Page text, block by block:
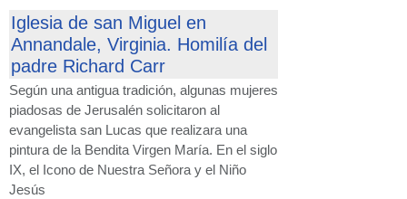
Iglesia de san Miguel en
Annandale, Virginia. Homilía del
padre Richard Carr
Según una antigua tradición, algunas mujeres
piadosas de Jerusalén solicitaron al
evangelista san Lucas que realizara una
pintura de la Bendita Virgen María. En el siglo
IX, el Icono de Nuestra Señora y el Niño
Jesús